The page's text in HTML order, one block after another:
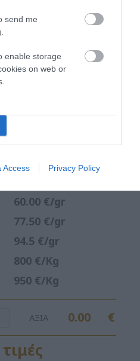
send me
enable storage
on web or
Access Privacy Policy
Ασημένια είδη
€
60.00 €/gr
77.50 €/gr
94.5 €/gr
800 €/Kg
950 €/Kg
ΑΞΙΑ 0.00 €